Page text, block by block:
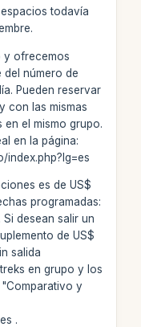
todavía
y ofrecemos
del número de
Pueden reservar
con las mismas
el mismo grupo.
en la página:
index.php?lg=es
es de US$
programadas:
desean salir un
de US$
salida
en grupo y los
y
.